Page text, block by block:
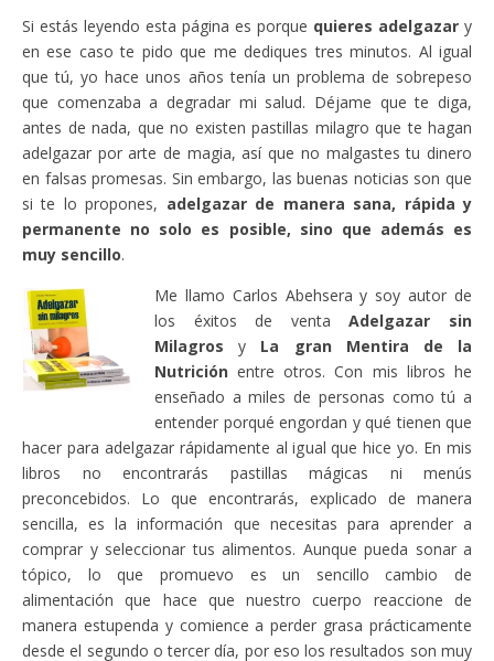
Si estás leyendo esta página es porque quieres adelgazar y
en ese caso te pido que me dediques tres minutos. Al igual
que tú, yo hace unos años tenía un problema de sobrepeso
que comenzaba a degradar mi salud. Déjame que te diga,
antes de nada, que no existen pastillas milagro que te hagan
adelgazar por arte de magia, así que no malgastes tu dinero
en falsas promesas. Sin embargo, las buenas noticias son que
si te lo propones, adelgazar de manera sana, rápida y
permanente no solo es posible, sino que además es
muy sencillo.
Me llamo Carlos Abehsera y soy autor de
los éxitos de ventaAdelgazar sin
Milagros y La gran Mentira de la
Nutrición entre otros. Con mis libros he
enseñado a miles de personas como tú a
entender porqué engordan y qué tienen que
hacer para adelgazar rápidamente al igual que hice yo. En mis
libros no encontrarás pastillas mágicas ni menús
preconcebidos. Lo que encontrarás, explicado de manera
sencilla, es la información que necesitas para aprender a
comprar y seleccionar tus alimentos. Aunque pueda sonar a
tópico, lo que promuevo es un sencillo cambio de
alimentación que hace que nuestro cuerpo reaccione de
manera estupenda y comience a perder grasa prácticamente
desde el segundo o tercer día, por eso los resultados son muy